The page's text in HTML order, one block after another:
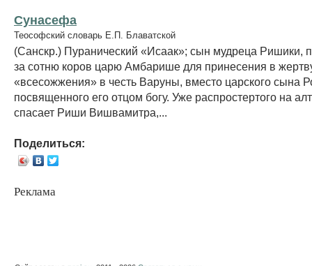
Сунасефа
Теософский словарь Е.П. Блаватской
(Санскр.) Пуранический «Исаак»; сын мудреца Ришики,
за сотню коров царю Амбарише для принесения в
«всесожжения» в честь Варуны, вместо царского сына
посвященного его отцом богу. Уже распростертого на
спасает Риши Вишвамитра,...
Поделиться:
Реклама